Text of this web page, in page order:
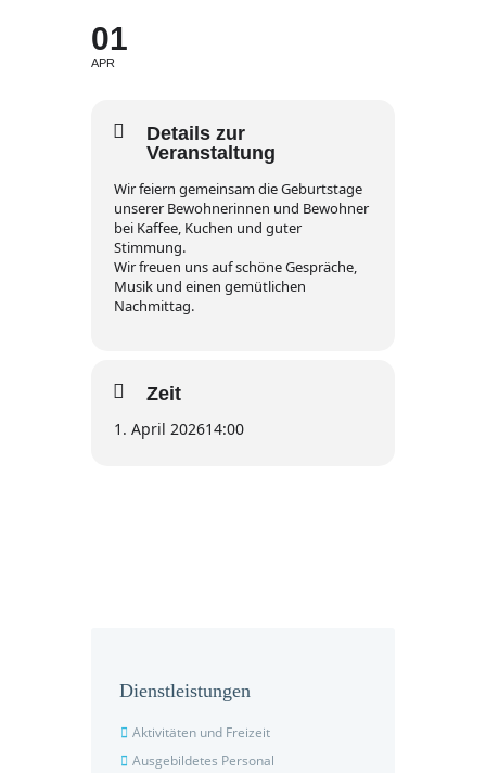
01
APR
Details zur
Veranstaltung
Wir feiern gemeinsam die Geburtstage
unserer Bewohnerinnen und Bewohner
bei Kaffee, Kuchen und guter
Stimmung.
Wir freuen uns auf schöne Gespräche,
Musik und einen gemütlichen
Nachmittag.
Zeit
1. April 202614:00
Dienstleistungen
Aktivitäten und Freizeit
Ausgebildetes Personal